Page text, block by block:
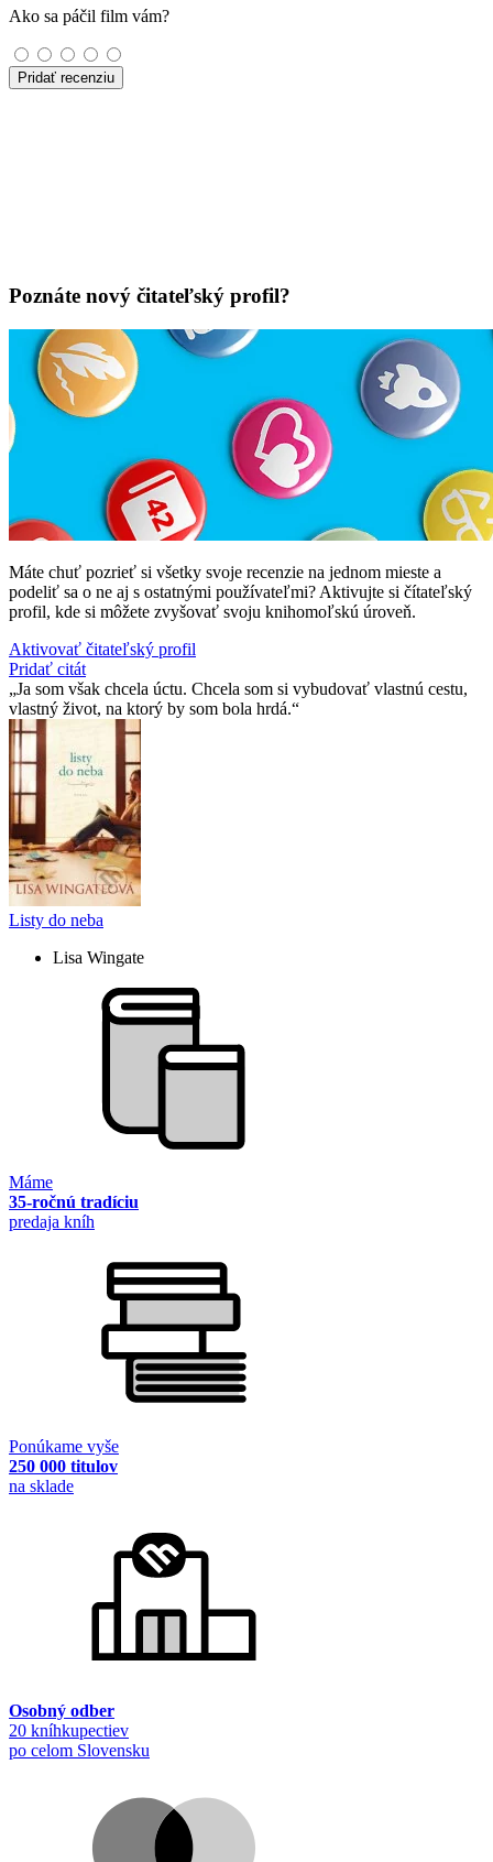
Ako sa páčil film vám?
Pridať recenziu
Poznáte nový čitateľský profil?
Máte chuť pozrieť si všetky svoje recenzie na jednom mieste a
podeliť sa o ne aj s ostatnými používateľmi? Aktivujte si čítateľský
profil, kde si môžete zvyšovať svoju knihomoľskú úroveň.
Aktivovať čitateľský profil
Pridať citát
Ja som však chcela úctu. Chcela som si vybudovať vlastnú cestu,
vlastný život, na ktorý by som bola hrdá.
Listy do neba
Lisa Wingate
Máme
35-ročnú tradíciu
predaja kníh
Ponúkame vyše
250 000 titulov
na sklade
Osobný odber
20 kníhkupectiev
po celom Slovensku